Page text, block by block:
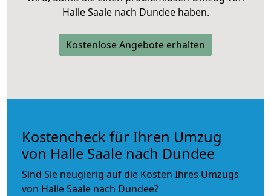
Halle Saale nach Dundee haben.
Kostenlose Angebote erhalten
Kostencheck für Ihren Umzug
von Halle Saale nach Dundee
Sind Sie neugierig auf die Kosten Ihres Umzugs
von Halle Saale nach Dundee?